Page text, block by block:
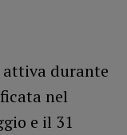
attiva durante
nel
e il 31